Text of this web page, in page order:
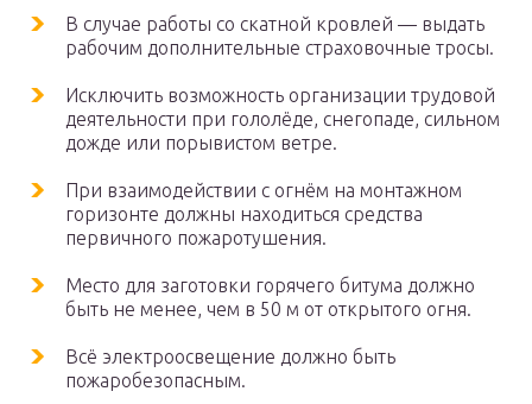
В случае работы со скатной кровлей — выдать
рабочим дополнительные страховочные тросы.
Исключить возможность организации трудовой
деятельности при гололёде, снегопаде, сильном
дожде или порывистом ветре.
При взаимодействии с огнём на монтажном
горизонте должны находиться средства
первичного пожаротушения.
Место для заготовки горячего битума должно
быть не менее, чем в 50 м от открытого огня.
Всё электроосвещение должно быть
пожаробезопасным.